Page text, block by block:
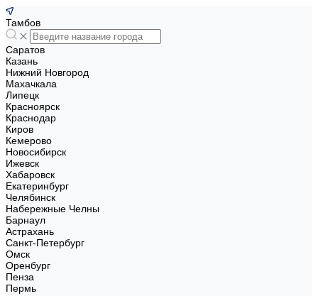
Тамбов
Саратов
Казань
Нижний Новгород
Махачкала
Липецк
Красноярск
Краснодар
Киров
Кемерово
Новосибирск
Ижевск
Хабаровск
Екатеринбург
Челябинск
Набережные Челны
Барнаул
Астрахань
Санкт-Петербург
Омск
Оренбург
Пенза
Пермь